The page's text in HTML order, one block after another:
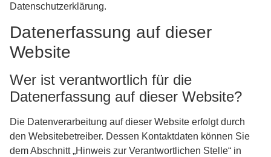
Datenschutzerklärung.
Datenerfassung auf dieser
Website
Wer ist verantwortlich für die
Datenerfassung auf dieser Website?
Die Datenverarbeitung auf dieser Website erfolgt durch
den Websitebetreiber. Dessen Kontaktdaten können Sie
dem Abschnitt „Hinweis zur Verantwortlichen Stelle“ in